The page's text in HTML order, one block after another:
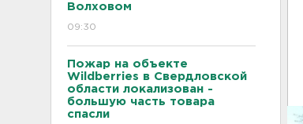
Волховом
09:30
Пожар на объекте
Wildberries в Свердловской
области локализован -
большую часть товара
спасли